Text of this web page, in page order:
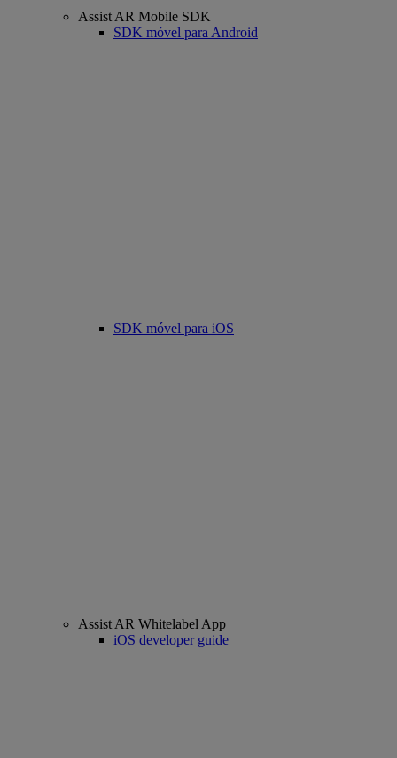
Assist AR Mobile SDK
SDK móvel para Android
SDK móvel para iOS
Assist AR Whitelabel App
iOS developer guide